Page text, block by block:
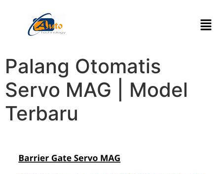
Palang Otomatis
Servo MAG | Model
Terbaru